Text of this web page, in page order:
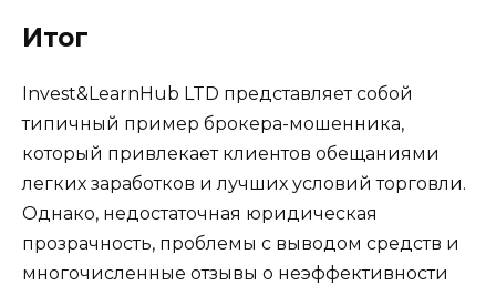
Итог
Invest&LearnHub LTD представляет собой
типичный пример брокера-мошенника,
который привлекает клиентов обещаниями
легких заработков и лучших условий торговли.
Однако, недостаточная юридическая
прозрачность, проблемы с выводом средств и
многочисленные отзывы о неэффективности